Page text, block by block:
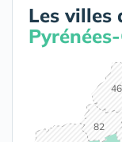
Les villes
46
82